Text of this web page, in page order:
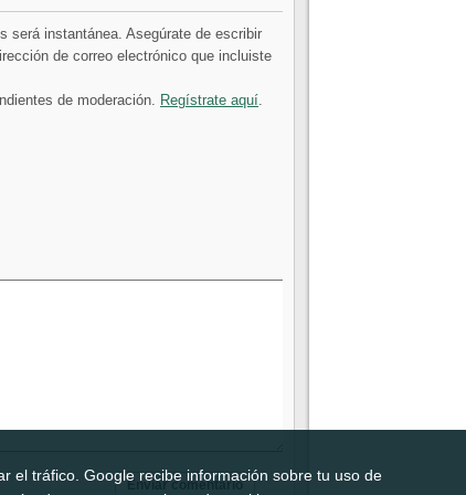
el tráfico. Google recibe información sobre tu uso de
será instantánea. Asegúrate de escribir
de correo electrónico que incluiste
de moderación. Regístrate aquí.